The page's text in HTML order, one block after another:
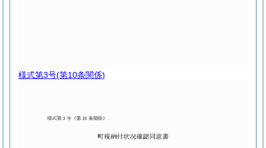
様式第3号(第10条関係)